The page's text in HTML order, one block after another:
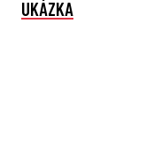
UKÁZKA